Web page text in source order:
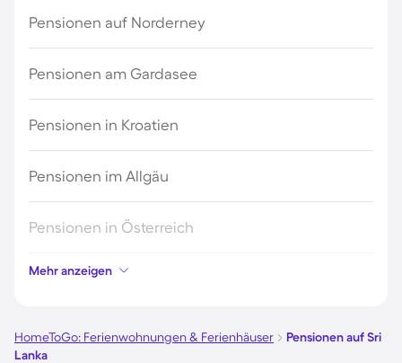
Pensionen auf Norderney
Pensionen am Gardasee
Pensionen in Kroatien
Pensionen im Allgäu
Pensionen in Österreich
Pensionen in Hamburg
Pensionen in Berlin
Mehr anzeigen
HomeToGo: Ferienwohnungen & Ferienhäuser
Pensionen auf Sri
Lanka